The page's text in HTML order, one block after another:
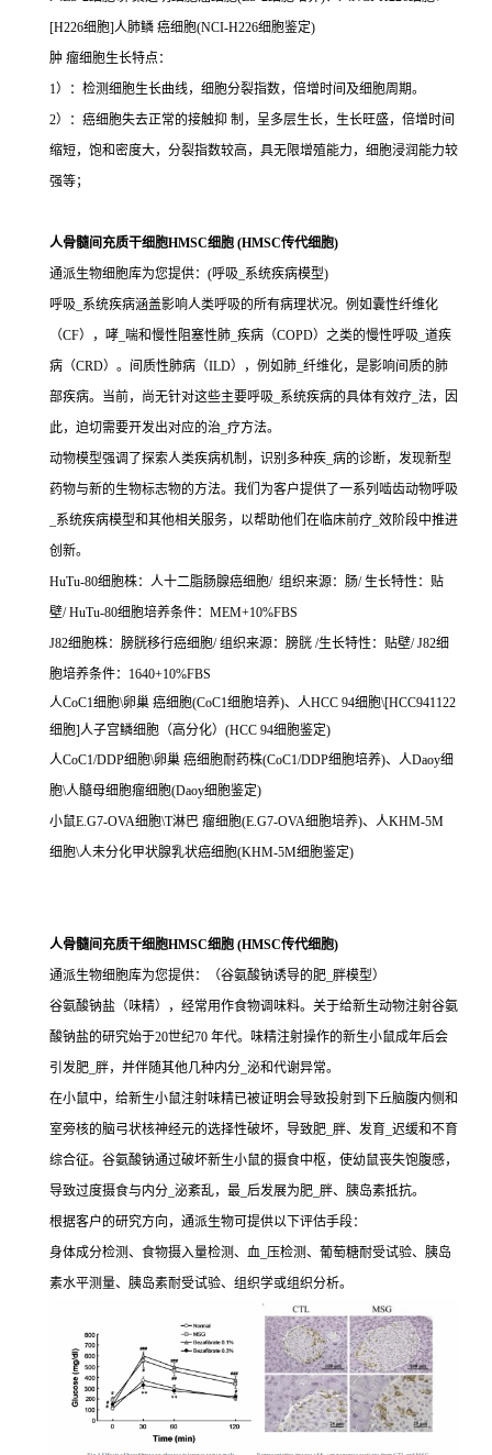
[H226细胞]人肺鳞 癌细胞(NCI-H226细胞鉴定)
肿 瘤细胞生长特点：
1）：检测细胞生长曲线，细胞分裂指数，倍增时间及细胞周期。
2）：癌细胞失去正常的接触抑 制，呈多层生长，生长旺盛，倍增时间
缩短，饱和密度大，分裂指数较高，具无限增殖能力，细胞浸润能力较
强等；
人骨髓间充质干细胞HMSC细胞 (HMSC传代细胞)
通派生物细胞库为您提供：(呼吸_系统疾病模型)
呼吸_系统疾病涵盖影响人类呼吸的所有病理状况。例如囊性纤维化
（CF），哮_喘和慢性阻塞性肺_疾病（COPD）之类的慢性呼吸_道疾
病（CRD）。间质性肺病（ILD），例如肺_纤维化，是影响间质的肺
部疾病。当前，尚无针对这些主要呼吸_系统疾病的具体有效疗_法，因
此，迫切需要开发出对应的治_疗方法。
动物模型强调了探索人类疾病机制，识别多种疾_病的诊断，发现新型
药物与新的生物标志物的方法。我们为客户提供了一系列啮齿动物呼吸
_系统疾病模型和其他相关服务，以帮助他们在临床前疗_效阶段中推进
创新。
HuTu-80细胞株：人十二脂肠腺癌细胞/ 组织来源：肠/ 生长特性：贴
壁/ HuTu-80细胞培养条件：MEM+10%FBS
J82细胞株：膀胱移行癌细胞/ 组织来源：膀胱 /生长特性：贴壁/ J82细
胞培养条件：1640+10%FBS
人CoC1细胞\卵巢 癌细胞(CoC1细胞培养)、人HCC 94细胞\[HCC941122
细胞]人子宫鳞细胞（高分化）(HCC 94细胞鉴定)
人CoC1/DDP细胞\卵巢 癌细胞耐药株(CoC1/DDP细胞培养)、人Daoy细
胞\人髓母细胞瘤细胞(Daoy细胞鉴定)
小鼠E.G7-OVA细胞\T淋巴 瘤细胞(E.G7-OVA细胞培养)、人KHM-5M
细胞\人未分化甲状腺乳状癌细胞(KHM-5M细胞鉴定)
人骨髓间充质干细胞HMSC细胞 (HMSC传代细胞)
通派生物细胞库为您提供：（谷氨酸钠诱导的肥_胖模型）
谷氨酸钠盐（味精），经常用作食物调味料。关于给新生动物注射谷氨
酸钠盐的研究始于20世纪70 年代。味精注射操作的新生小鼠成年后会
引发肥_胖，并伴随其他几种内分_泌和代谢异常。
在小鼠中，给新生小鼠注射味精已被证明会导致投射到下丘脑腹内侧和
室旁核的脑弓状核神经元的选择性破坏，导致肥_胖、发育_迟缓和不育
综合征。谷氨酸钠通过破坏新生小鼠的摄食中枢，使幼鼠丧失饱腹感，
导致过度摄食与内分_泌紊乱，最_后发展为肥_胖、胰岛素抵抗。
根据客户的研究方向，通派生物可提供以下评估手段：
身体成分检测、食物摄入量检测、血_压检测、葡萄糖耐受试验、胰岛
素水平测量、胰岛素耐受试验、组织学或组织分析。